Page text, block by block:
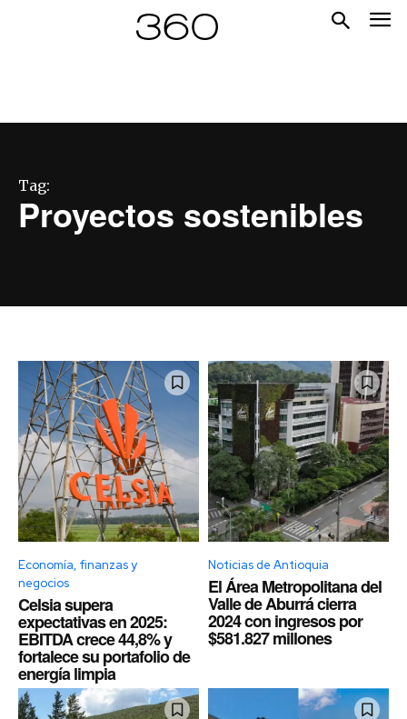
Tag:
Proyectos sostenibles
Economía, finanzas y
negocios
Celsia supera
expectativas en 2025:
EBITDA crece 44,8% y
fortalece su portafolio de
energía limpia
Noticias de Antioquia
El Área Metropolitana del
Valle de Aburrá cierra
2024 con ingresos por
$581.827 millones